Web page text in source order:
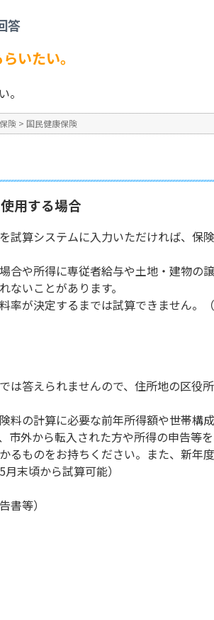
答
いたい。
。
険 > 国民健康保険
用する場合
試算システムに入力いただければ、保
合や所得に専従者給与や土地・建物の
いことがあります。
率が決定するまでは試算できません。
は答えられませんので、住所地の区役
料の計算に必要な前年所得額や世帯構
市外から転入された方や所得の申告等
るものをお持ちください。また、新年
末頃から試算可能）
書等）